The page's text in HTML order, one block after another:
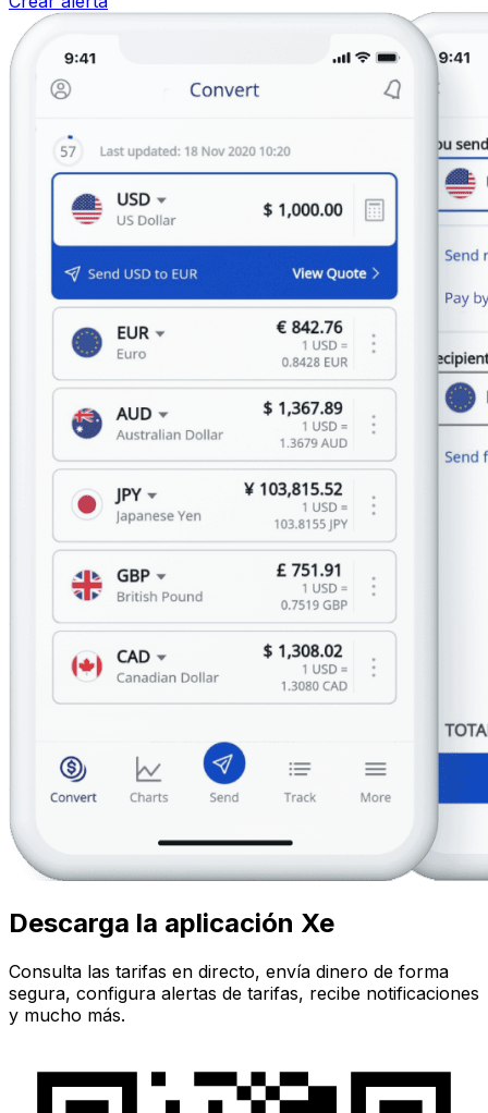
Descarga la aplicación Xe
Consulta las tarifas en directo, envía dinero de forma
segura, configura alertas de tarifas, recibe notificaciones
y mucho más.